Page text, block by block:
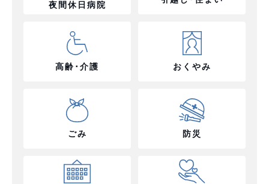
夜間休日病院
高齢･介護 おくやみ
ごみ 防災